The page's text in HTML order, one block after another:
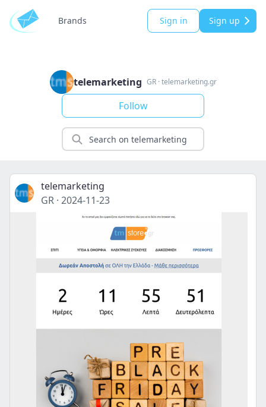
Brands Sign in Sign up
telemarketing GR·telemarketing.gr
Follow
telemarketing
GR · 2024-11-23